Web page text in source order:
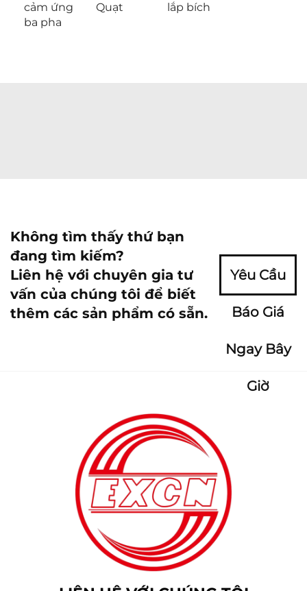
cảm ứng
ba pha
Quạt
lắp bích
Không tìm thấy thứ bạn
đang tìm kiếm?
Liên hệ với chuyên gia tư
vấn của chúng tôi để biết
thêm các sản phẩm có sẵn.
Yêu Cầu
Báo Giá
Ngay Bây
Giờ